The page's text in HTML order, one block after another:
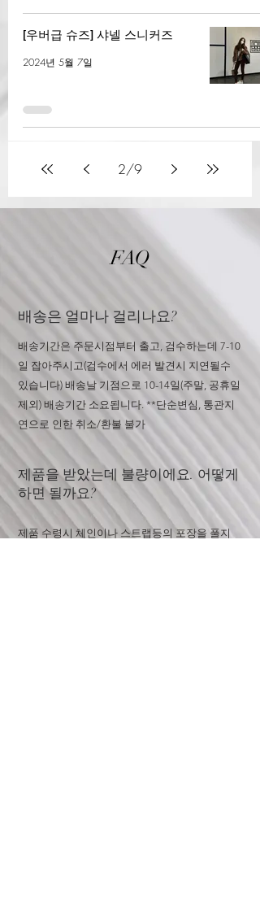
[우버급 슈즈] 샤넬 스니커즈
2024년 5월 7일
2/9
FAQ
배송은 얼마나 걸리나요?
배송기간은 주문시점부터 출고, 검수하는데 7-10
일 잡아주시고(검수에서 에러 발견시 지연될수
있습니다) 배송날 기점으로 10-14일(주말, 공휴일
제외) 배송기간 소요됩니다. **단순변심, 통관지
연으로 인한 취소/환불 불가
​​제품을 받았는데 불량이에요. 어떻게
하면 될까요?
​제품 수령시 체인이나 스트랩등의 포장을 풀지